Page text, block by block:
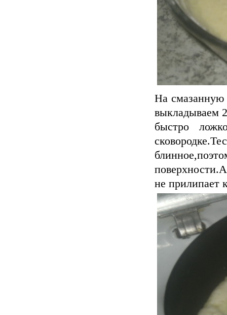
На смазанную
выкладываем
быстро
не прилипает